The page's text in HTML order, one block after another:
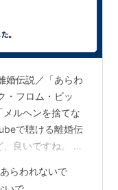
婚伝説／「あらわ
・フロム・ビッ
ルヘンを捨てな
で聴ける離婚伝
良いですね。 シ
にしても、離婚
あらわれないで